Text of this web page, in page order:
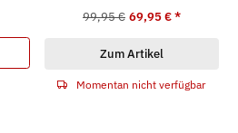
99,95 € 69,95 €*
Zum Artikel
Momentan nicht verfügbar